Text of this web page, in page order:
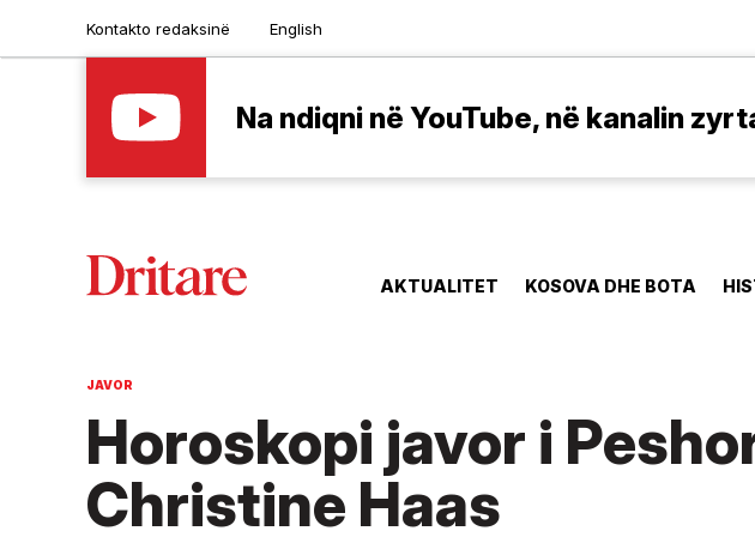
Kontakto redaksinë English
Na ndiqni në YouTube, në kanalin
AKTUALITET KOSOVA DHE BOTA
JAVOR
Horoskopi javor i
Christine Haas